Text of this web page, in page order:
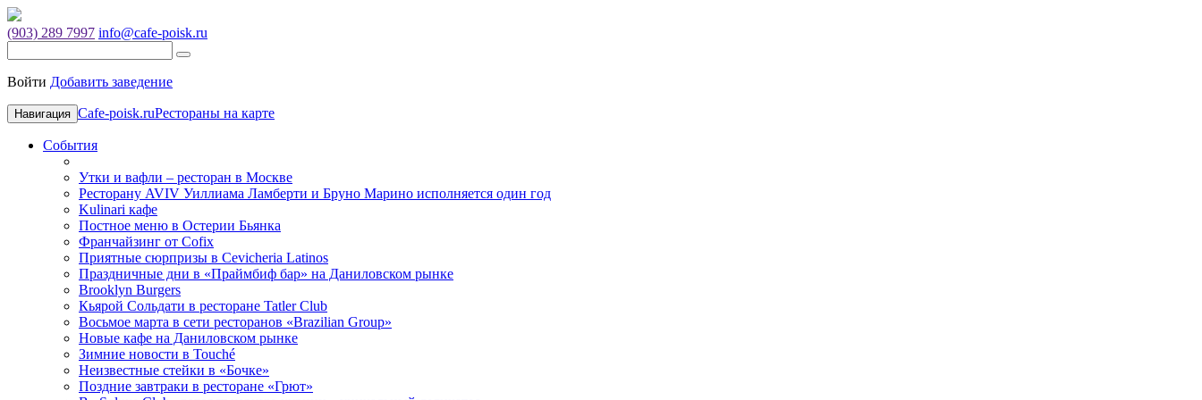
(903) 289 7997 info@cafe-poisk.ru
Войти Добавить заведение
Навигация Cafe-poisk.ruРестораны на карте
События
Утки и вафли – ресторан в Москве
Ресторану AVIV Уиллиама Ламберти и Бруно Марино исполняется один год
Kulinari кафе
Постное меню в Остерии Бьянка
Франчайзинг от Cofix
Приятные сюрпризы в Cevicheria Latinos
Праздничные дни в «Праймбиф бар» на Даниловском рынке
Brooklyn Burgers
Кьярой Сольдати в ресторане Tatler Club
Восьмое марта в сети ресторанов «Brazilian Group»
Новые кафе на Даниловском рынке
Зимние новости в Touché
Неизвестные стейки в «Бочке»
Поздние завтраки в ресторане «Грют»